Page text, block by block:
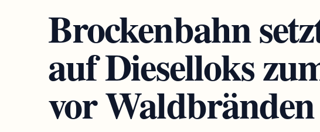
Brockenbahn
auf Dieselloks
vor